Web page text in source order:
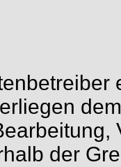
der